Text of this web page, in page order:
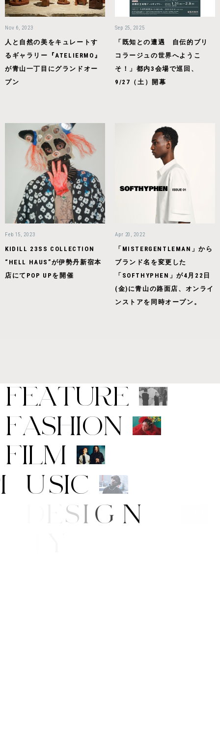
Nov 6, 2023
人と自然の美をキュレートす
るギャラリー『ATELIERMO』
が青山一丁目にグランドオー
プン
Sep 25, 2025
「既知との遭遇 自伝的ブリ
コラージュの世界へようこ
そ！」都内3会場で巡回、
9/27（土）開幕
Feb 15, 2023
KIDILL 23SS COLLECTION
“HELL HAUS”が伊勢丹新宿本
店にてPOP UPを開催
Apr 20, 2022
「MISTERGENTLEMAN」から
ブランド名を変更した
「SOFTHYPHEN」が4月22日
(金)に青山の路面店、オンライ
ンストアを同時オープン。
FEATURE
FASHION
FILM
MUSIC
/D ESIG